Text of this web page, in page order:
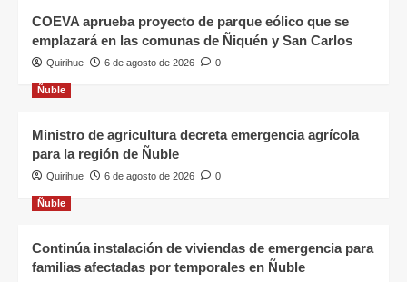
COEVA aprueba proyecto de parque eólico que se
emplazará en las comunas de Ñiquén y San Carlos
Quirihue 6 de agosto de 2026 0
Ñuble
Ministro de agricultura decreta emergencia agrícola
para la región de Ñuble
Quirihue 6 de agosto de 2026 0
Ñuble
Continúa instalación de viviendas de emergencia para
familias afectadas por temporales en Ñuble